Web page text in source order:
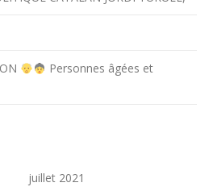
Personnes âgées et
juillet 2021